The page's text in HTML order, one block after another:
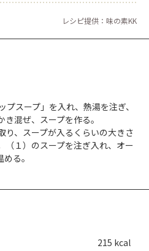
レシピ提供：味の素KK
プスープ」を入れ、熱湯を注ぎ、
混ぜ、スープを作る。
り、スープが入るくらいの大きさ
（１）のスープを注ぎ入れ、オー
る。
215 kcal